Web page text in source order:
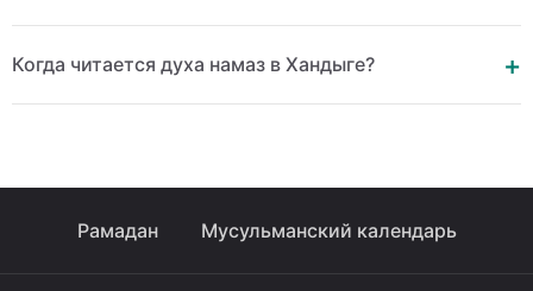
Когда читается духа намаз в Хандыге?
Рамадан Мусульманский календарь